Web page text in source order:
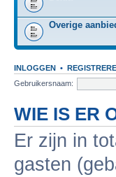
Overige
INLOGGEN •
Gebruikersnaam:
WIE IS ER
Er zijn in
gasten